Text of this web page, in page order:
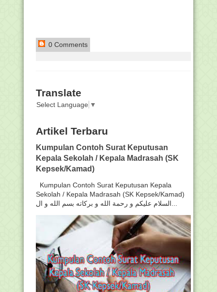
0 Comments
Translate
Select Language ▼
Artikel Terbaru
Kumpulan Contoh Surat Keputusan
Kepala Sekolah / Kepala Madrasah (SK
Kepsek/Kamad)
Kumpulan Contoh Surat Keputusan Kepala
Sekolah / Kepala Madrasah (SK Kepsek/Kamad)